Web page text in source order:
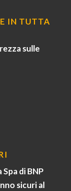
IN TUTTA
sulle
di BNP
sicuri al